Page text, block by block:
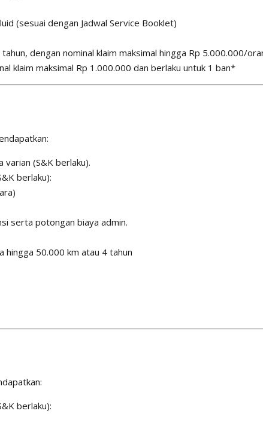
(sesuai dengan Jadwal Service Booklet)
dengan nominal klaim maksimal hingga Rp 5.000.000/
klaim maksimal Rp 1.000.000 dan berlaku untuk 1 ban*
varian (S&K berlaku).
berlaku):
serta potongan biaya admin.
hingga 50.000 km atau 4 tahun
berlaku):